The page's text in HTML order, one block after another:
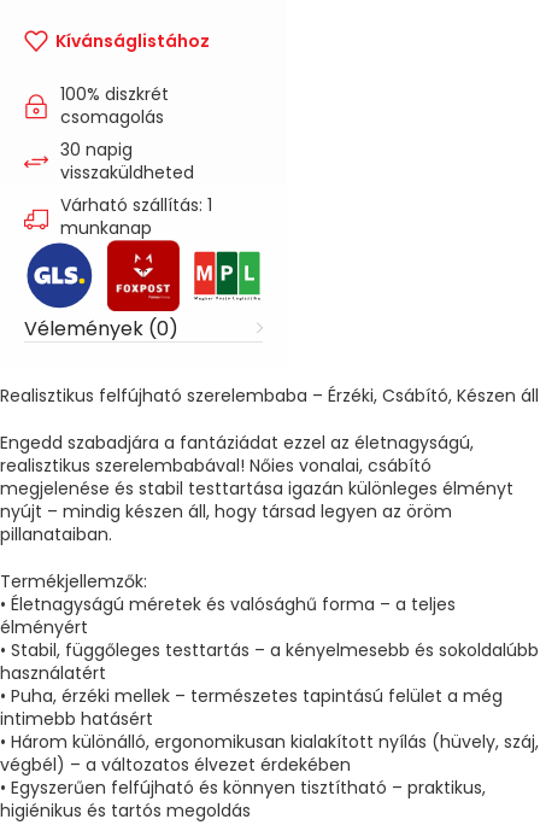
Kívánságlistához
100% diszkrét
csomagolás
30 napig
visszaküldheted
Várható szállítás: 1
munkanap
Vélemények (0)
Realisztikus felfújható szerelembaba – Érzéki, Csábító, Készen áll
Engedd szabadjára a fantáziádat ezzel az életnagyságú,
realisztikus szerelembabával! Nőies vonalai, csábító
megjelenése és stabil testtartása igazán különleges élményt
nyújt – mindig készen áll, hogy társad legyen az öröm
pillanataiban.
Termékjellemzők:
• Életnagyságú méretek és valósághű forma – a teljes
élményért
• Stabil, függőleges testtartás – a kényelmesebb és sokoldalúbb
használatért
• Puha, érzéki mellek – természetes tapintású felület a még
intimebb hatásért
• Három különálló, ergonomikusan kialakított nyílás (hüvely, száj,
végbél) – a változatos élvezet érdekében
• Egyszerűen felfújható és könnyen tisztítható – praktikus,
higiénikus és tartós megoldás